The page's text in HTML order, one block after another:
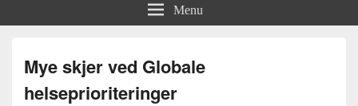
Menu
Mye skjer ved Globale
helseprioriteringer